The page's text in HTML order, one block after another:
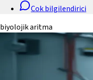
Cok bilgilendirici
biyolojik aritma